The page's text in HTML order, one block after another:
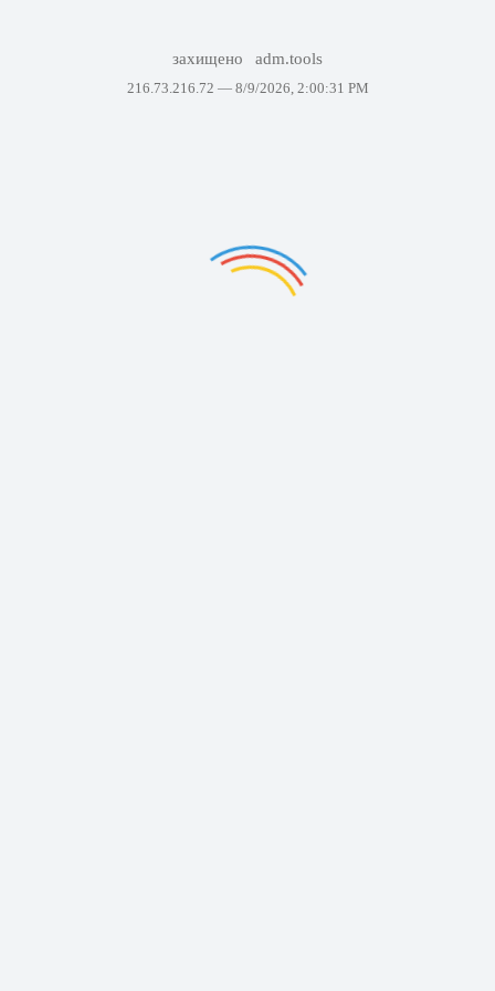
захищено adm.tools
216.73.216.72 — 8/9/2026, 2:00:31 PM